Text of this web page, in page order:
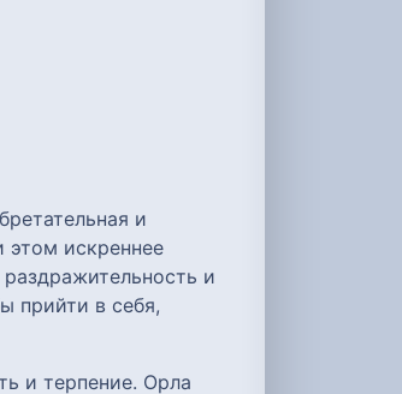
и
этом искреннее
и
прийти в себя,
и терпение. Орла